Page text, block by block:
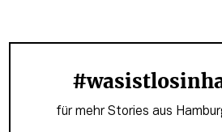
für mehr Stories aus